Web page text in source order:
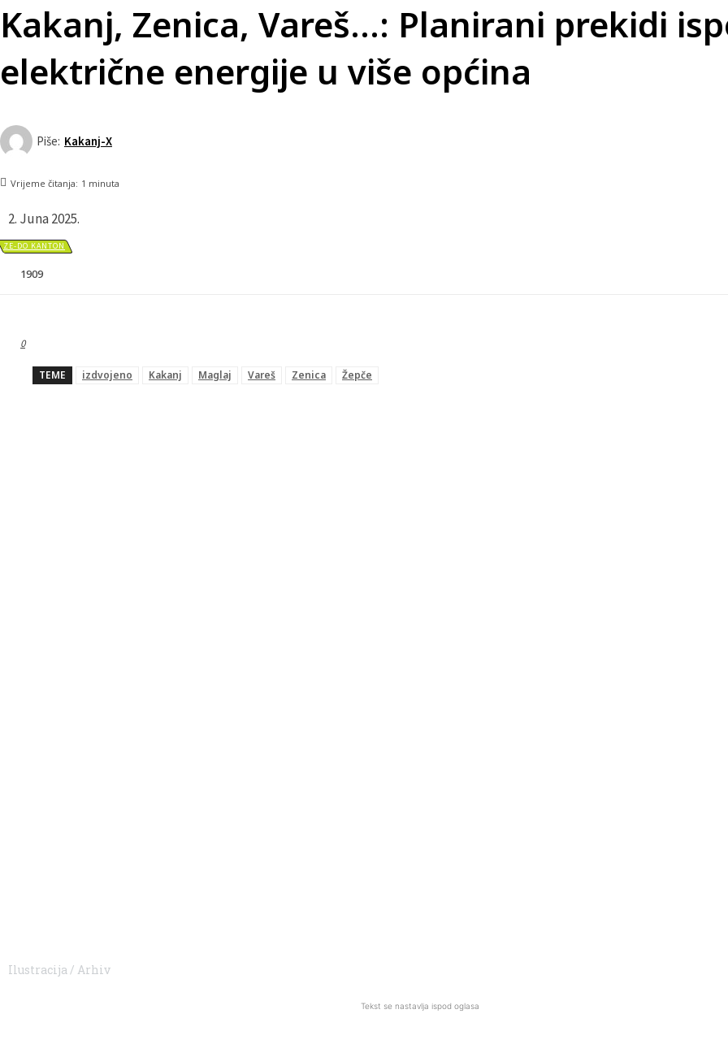
Kakanj, Zenica, Vareš…: Planirani prekidi
električne energije u više općina
Piše: Kakanj-X
Vrijeme čitanja: 1 minuta
2. Juna 2025.
ZE-DO KANTON
1909
0
TEME izdvojeno Kakanj Maglaj Vareš Zenica Žepče
Ilustracija / Arhiv
Tekst se nastavlja ispod oglasa